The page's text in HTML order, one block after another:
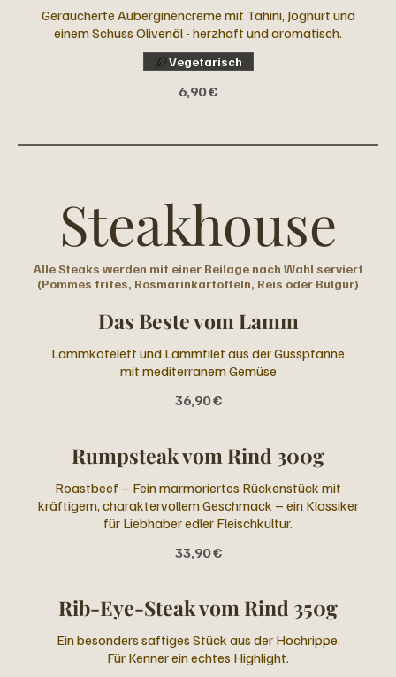
Geräucherte Auberginencreme mit Tahini, Joghurt und
einem Schuss Olivenöl - herzhaft und aromatisch.
6,90 €
Vegetarisch
Steakhouse
Alle Steaks werden mit einer Beilage nach Wahl serviert
(Pommes frites, Rosmarinkartoffeln, Reis oder Bulgur)
Das Beste vom Lamm
Lammkotelett und Lammfilet aus der Gusspfanne
mit mediterranem Gemüse
36,90 €
Rumpsteak vom Rind 300g
Roastbeef – Fein marmoriertes Rückenstück mit
kräftigem, charaktervollem Geschmack – ein Klassiker
für Liebhaber edler Fleischkultur.
33,90 €
Rib-Eye-Steak vom Rind 350g
Ein besonders saftiges Stück aus der Hochrippe.
Für Kenner ein echtes Highlight.